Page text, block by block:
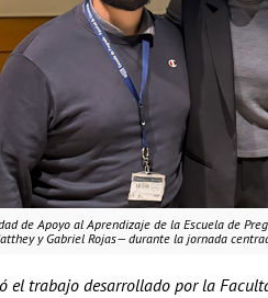
de Apoyo al Aprendizaje de la Escuela de
y Gabriel Rojas— durante la jornada
el trabajo desarrollado por la